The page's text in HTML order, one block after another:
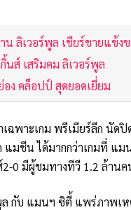
ลิเวอร์พูล เชียร์ขายแข้ง
นส์ เสริมคม ลิเวอร์พูล
อง คล็อปป์ สุดยอดเยี่ยม
เฉพาะเกม พรีเมียร์ลีก นั
แมชีน ได้มากกว่าเกมที่ แ
0 มีผู้ชมทางทีวี 1.2 ล้านค
พูล กับ แมนฯ ซิตี้ แพร่ภา